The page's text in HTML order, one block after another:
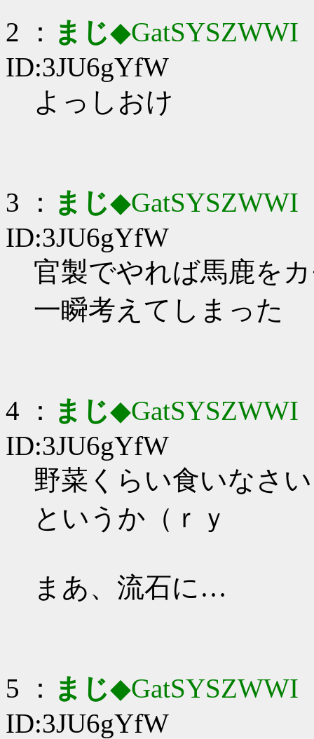
2 ： まじ◆GatSYSZWWI
ID:3JU6gYfW
よっしおけ
3 ： まじ◆GatSYSZWWI
ID:3JU6gYfW
官製でやれば馬鹿を
一瞬考えてしまった
4 ： まじ◆GatSYSZWWI
ID:3JU6gYfW
野菜くらい食いなさ
というか（ｒｙ
まあ、流石に…
5 ： まじ◆GatSYSZWWI
ID:3JU6gYfW